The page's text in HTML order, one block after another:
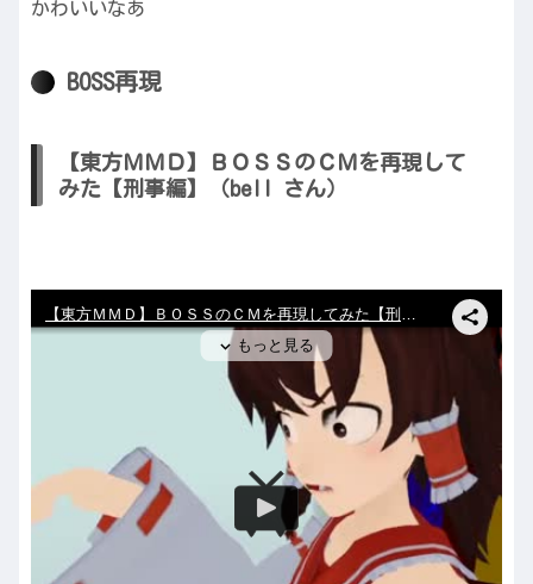
かわいいなあ
BOSS再現
【東方ＭＭＤ】ＢＯＳＳのＣＭを再現して
みた【刑事編】（bell さん）